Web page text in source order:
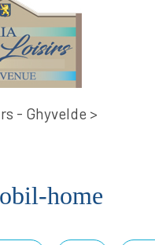
- Ghyvelde >
home